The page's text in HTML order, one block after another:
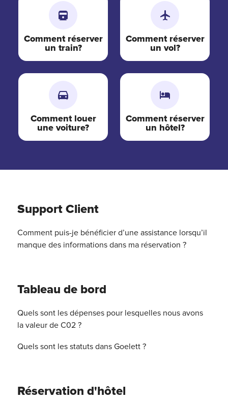
Comment réserver
un train?
Comment réserver
un vol?
Comment louer
une voiture?
Comment réserver
un hôtel?
Support Client
Comment puis-je bénéficier d’une assistance lorsqu’il
manque des informations dans ma réservation ?
Tableau de bord
Quels sont les dépenses pour lesquelles nous avons
la valeur de C02 ?
Quels sont les statuts dans Goelett ?
Réservation d'hôtel